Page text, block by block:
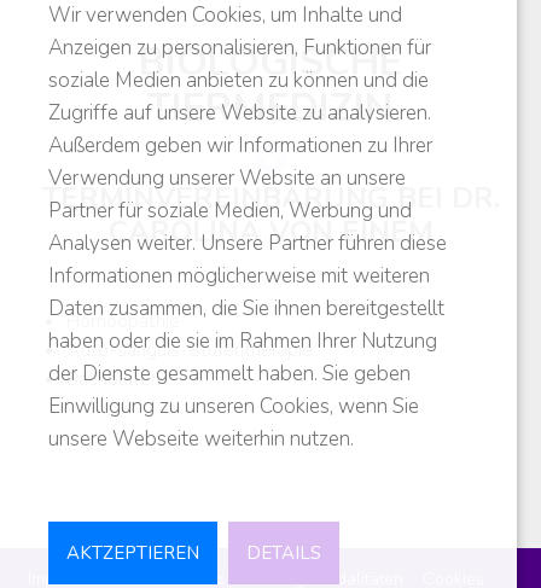
Wir verwenden Cookies, um Inhalte und
Anzeigen zu personalisieren, Funktionen für
soziale Medien anbieten zu können und die
Zugriffe auf unsere Website zu analysieren.
Außerdem geben wir Informationen zu Ihrer
Verwendung unserer Website an unsere
Partner für soziale Medien, Werbung und
Analysen weiter. Unsere Partner führen diese
Informationen möglicherweise mit weiteren
Daten zusammen, die Sie ihnen bereitgestellt
haben oder die sie im Rahmen Ihrer Nutzung
der Dienste gesammelt haben. Sie geben
Einwilligung zu unseren Cookies, wenn Sie
unsere Webseite weiterhin nutzen.
AKTZEPTIEREN DETAILS
BIOLOGISCHE
TIERMEDIZIN
TERMINVEREINBARUNG BEI DR.
CAROLINA VON EINEM
Homöopathie
Auto-sanguis-Stufentherapie
Bachblüten
Impressum Datenschutz Zahlungsmodalitäten